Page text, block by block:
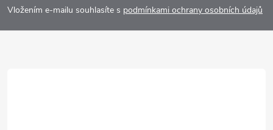
p
a
Vložením e-mailu souhlasíte s podmínkami ochrany osobních údajů